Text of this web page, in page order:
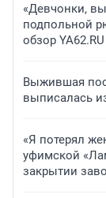
«Девчонки,
подпольной
обзор YA62.RU
Выжившая
выписалась
«Я потерял
уфимской
закрытии